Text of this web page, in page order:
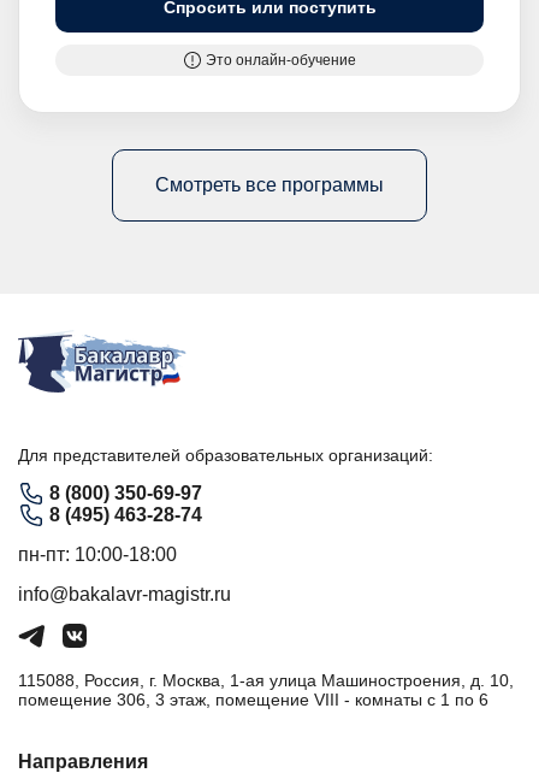
Спросить или поступить
Это онлайн-обучение
Смотреть все программы
Для представителей образовательных организаций:
8 (800) 350-69-97
8 (495) 463-28-74
пн-пт: 10:00-18:00
info@bakalavr-magistr.ru
115088, Россия, г. Москва, 1-ая улица Машиностроения, д. 10,
помещение 306, 3 этаж, помещение VIII - комнаты с 1 по 6
Направления